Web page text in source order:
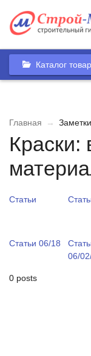
Каталог
Главная →
Краски:
Статьи
Статьи 06/18
06/
0 posts